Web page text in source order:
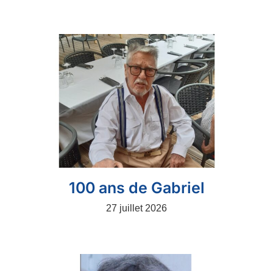
100 ans de Gabriel
27 juillet 2026